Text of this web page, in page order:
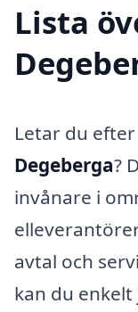
Lista
Letar du efter
Degeberga?
invånare i
avtal och
kan du